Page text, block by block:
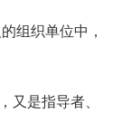
组织单位中，
是指导者、